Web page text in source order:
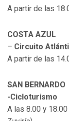
A partir de las
COSTA AZUL
– Circuito
A partir de las
SAN BERNARDO
-Cicloturismo
A las 8.00 y